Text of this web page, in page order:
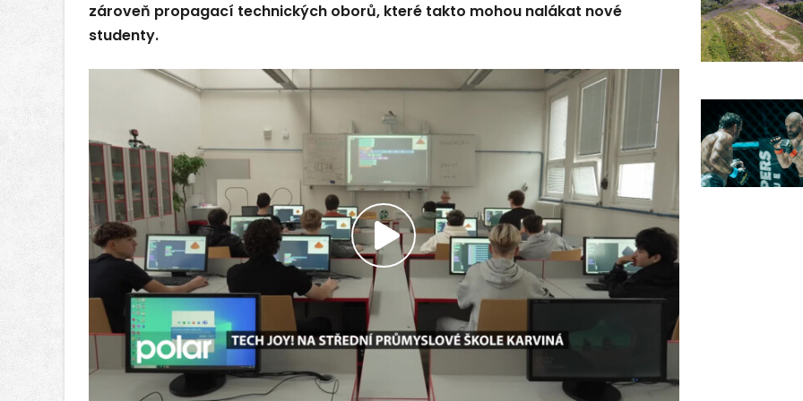
zároveň propagací technických oborů, které takto mohou nalákat nové
studenty.
Přehrát
video